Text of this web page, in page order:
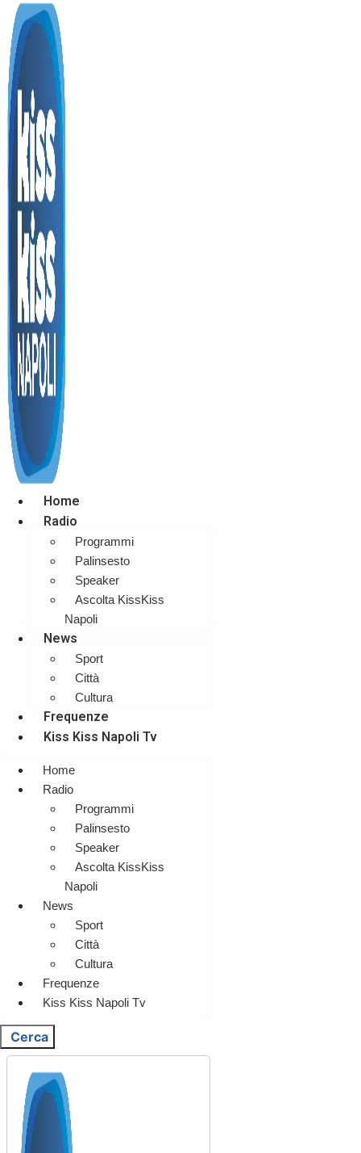
Home
Radio
Programmi
Palinsesto
Speaker
Ascolta KissKiss
Napoli
News
Sport
Città
Cultura
Frequenze
Kiss Kiss Napoli Tv
Home
Radio
Programmi
Palinsesto
Speaker
Ascolta KissKiss
Napoli
News
Sport
Città
Cultura
Frequenze
Kiss Kiss Napoli Tv
Cerca